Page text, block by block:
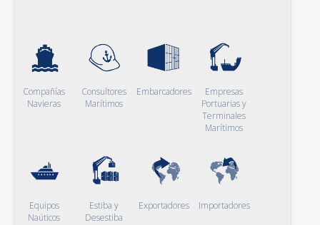
Compañías
Navieras
Consultores
Marítimos
Embarcadores
Empresas
Portuarias y
Terminales
Marítimos
Equipos
Naúticos
Estiba y
Desestiba
Exportadores Importadores